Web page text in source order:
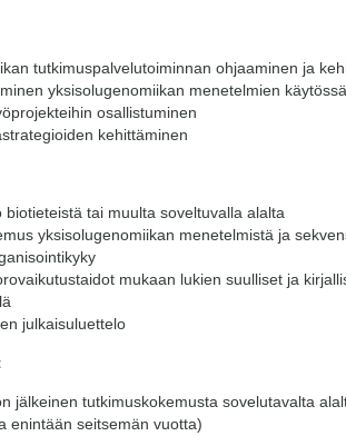
tutkimuspalvelutoiminnan ohjaaminen ja
yksisolugenomiikan menetelmien
osallistuminen
kehittäminen
biotieteistä tai muulta soveltuvalla alalta
yksisolugenomiikan menetelmistä ja
mukaan lukien suulliset ja
julkaisuluettelo
jälkeinen tutkimuskokemusta sovelutavalta
enintään seitsemän vuotta)